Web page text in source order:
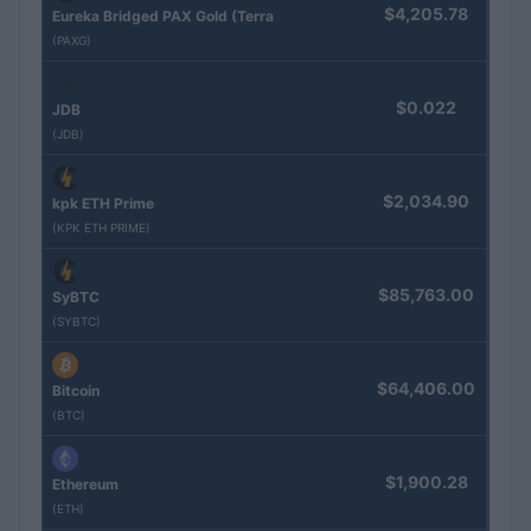
Eureka Bridged PAX Gold (Terra
(PAXG)
$4,205.78
JDB
(JDB)
$0.022
kpk ETH Prime
(KPK ETH PRIME)
$2,034.90
SyBTC
(SYBTC)
$85,763.00
Bitcoin
(BTC)
$64,406.00
Ethereum
(ETH)
$1,900.28